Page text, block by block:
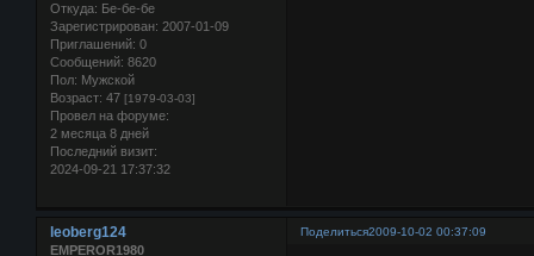
Откуда: Бе-бе-бе
Зарегистрирован: 2007-01-09
Приглашений: 0
Сообщений: 8620
Пол: Мужской
Возраст: 47 [1979-03-03]
Провел на форуме:
2 месяца 8 дней
Последний визит:
2024-09-21 17:37:32
Поделиться2009-10-02 00:37:09
leoberg124
EMPEROR1980